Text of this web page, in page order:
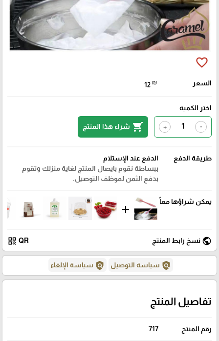
favorite_border
السعر 12 ₪
اختر الكمية
-
+
shopping_cart شراء هذا المنتج
طريقة الدفع
الدفع عند الإستلام
ببساطة نقوم بايصال المنتج لغاية منزلك وتقوم
بدفع الثمن لموظف التوصيل.
يمكن شراؤها معاً
add
public نسخ رابط المنتج QR
qr_code
policy سياسة التوصيل policy سياسة الإلغاء
تفاصيل المنتج
رقم المنتج 717